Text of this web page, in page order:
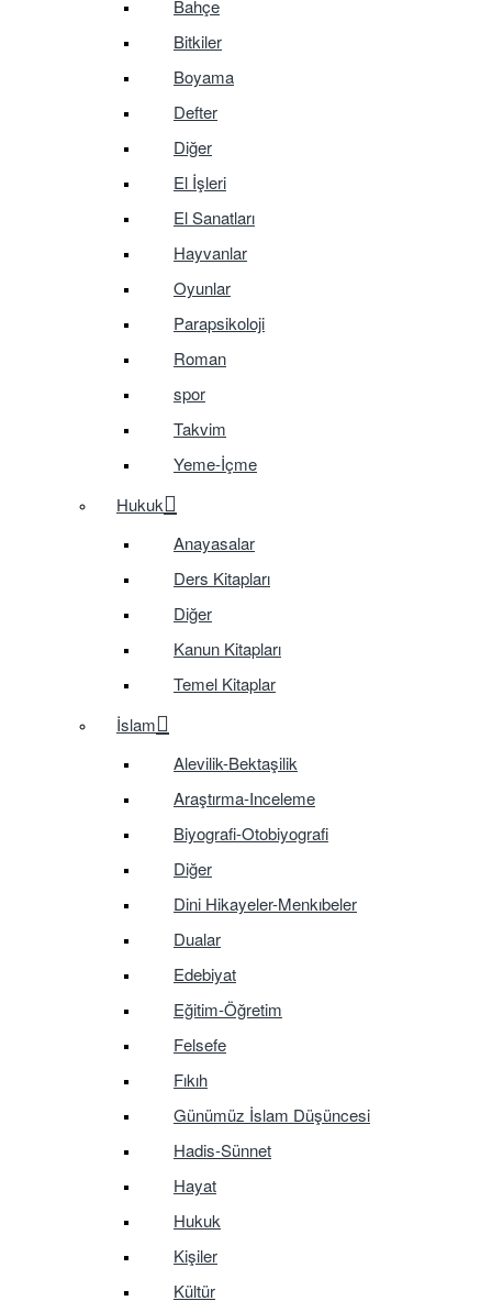
Bahçe
Bitkiler
Boyama
Defter
Diğer
El İşleri
El Sanatları
Hayvanlar
Oyunlar
Parapsikoloji
Roman
spor
Takvim
Yeme-İçme
Hukuk
Anayasalar
Ders Kitapları
Diğer
Kanun Kitapları
Temel Kitaplar
İslam
Alevilik-Bektaşilik
Araştırma-Inceleme
Biyografi-Otobiyografi
Diğer
Dini Hikayeler-Menkıbeler
Dualar
Edebiyat
Eğitim-Öğretim
Felsefe
Fıkıh
Günümüz İslam Düşüncesi
Hadis-Sünnet
Hayat
Hukuk
Kişiler
Kültür